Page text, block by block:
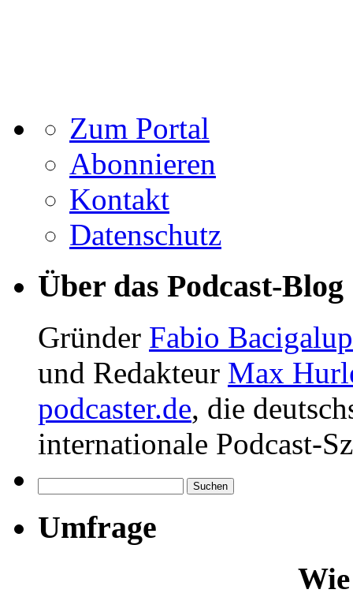
Zum Portal
Abonnieren
Kontakt
Datenschutz
Über das Podcast-Blog
Gründer Fabio
und Redakteur Max
podcaster.de, die
internationale Podcast-
nach:
Umfrage